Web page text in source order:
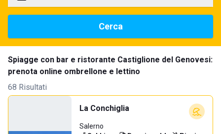
Cerca
Spiagge con bar e ristorante Castiglione del Genovesi:
prenota online ombrellone e lettino
68 Risultati
La Conchiglia
Salerno